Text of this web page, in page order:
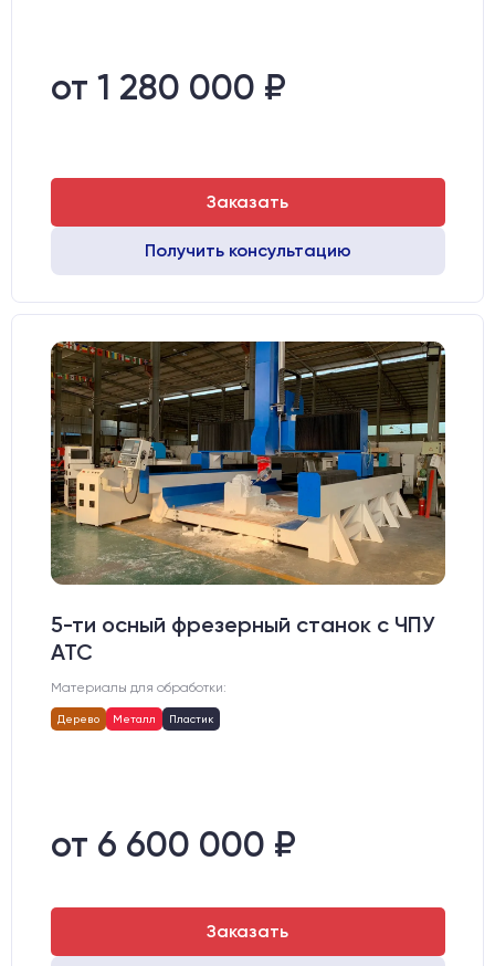
от 1 280 000 ₽
Заказать
Получить консультацию
5-ти осный фрезерный станок с ЧПУ
АТС
Материалы для обработки:
Дерево Металл Пластик
от 6 600 000 ₽
Заказать